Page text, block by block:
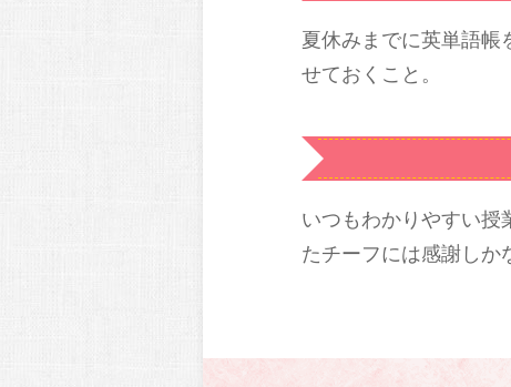
夏休みまでに英単語帳
せておくこと。
いつもわかりやすい授
たチーフには感謝しか